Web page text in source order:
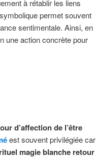
à rétablir les liens
permet souvent
sentimentale. Ainsi, en
une action concrète pour
d’affection de l’être
est souvent privilégiée car
rituel magie blanche retour